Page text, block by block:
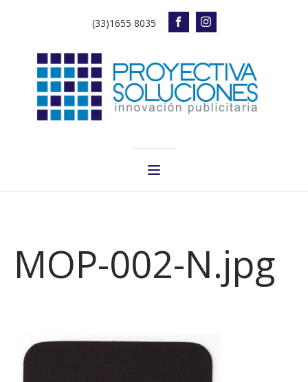
(33)1655 8035
MOP-002-N.jpg